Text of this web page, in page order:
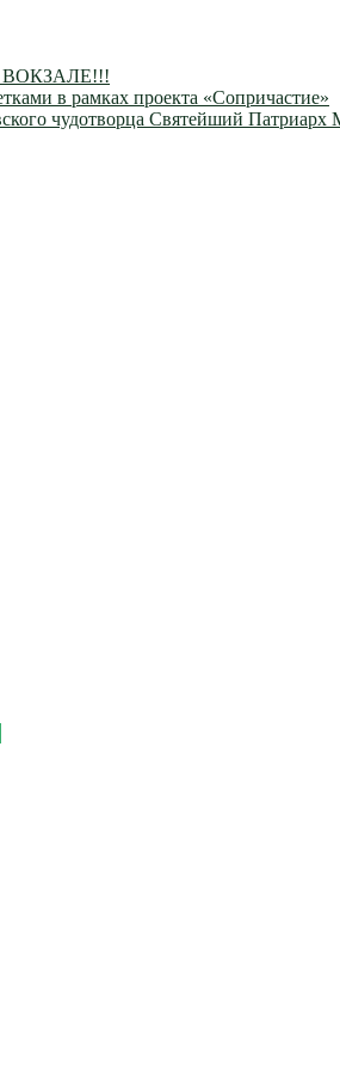
в рамках проекта «Сопричастие»
чудотворца Святейший